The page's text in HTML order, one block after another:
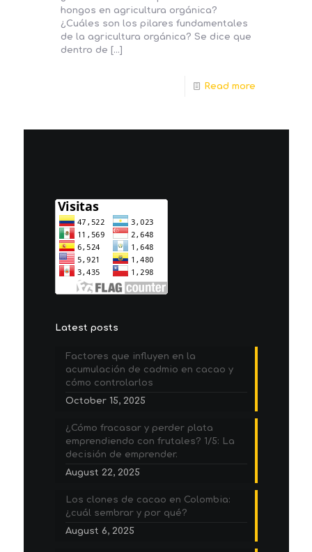
hongos en agricultura orgánica?
¿Cuáles son los pilares fundamentales
de la agricultura orgánica? Se dice que
dentro de […]
Read more
Latest posts
Factores que influyen en la
acumulación de cadmio en cacao y
cómo controlarlos
October 15, 2025
¿Cómo fracasar y perder plata
emprendiendo con frutales? 1/5: La
decisión de emprender.
August 22, 2025
Los clones de cacao en Colombia:
¿cuál sembrar y por qué?
August 6, 2025